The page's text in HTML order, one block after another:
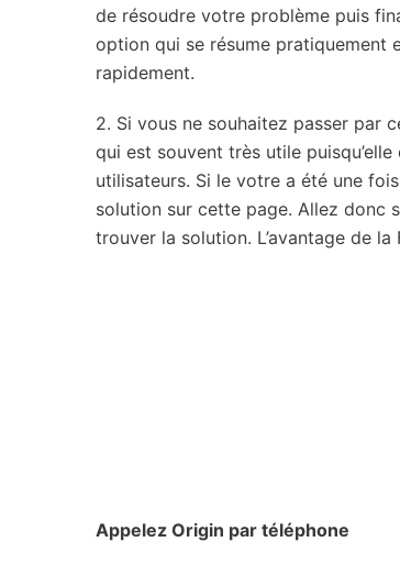
de résoudre votre problème puis
option qui se résume pratiquement
rapidement.
2. Si vous ne souhaitez passer par
qui est souvent très utile
utilisateurs. Si le votre a été une
solution sur cette page. Allez donc
trouver la solution. L’avantage de la
Appelez Origin par téléphone